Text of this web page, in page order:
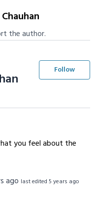
the author.
Follow
you feel about the
ago last edited 5 years ago